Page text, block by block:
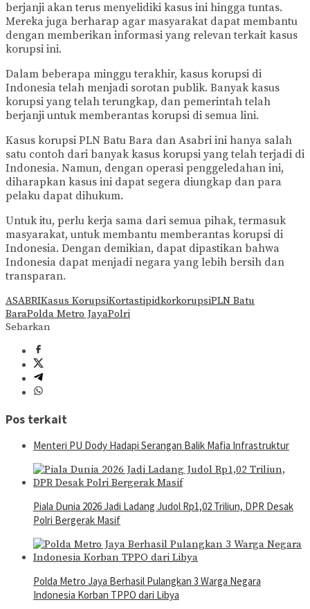
berjanji akan terus menyelidiki kasus ini hingga tuntas.
Mereka juga berharap agar masyarakat dapat membantu
dengan memberikan informasi yang relevan terkait kasus
korupsi ini.
Dalam beberapa minggu terakhir, kasus korupsi di
Indonesia telah menjadi sorotan publik. Banyak kasus
korupsi yang telah terungkap, dan pemerintah telah
berjanji untuk memberantas korupsi di semua lini.
Kasus korupsi PLN Batu Bara dan Asabri ini hanya salah
satu contoh dari banyak kasus korupsi yang telah terjadi di
Indonesia. Namun, dengan operasi penggeledahan ini,
diharapkan kasus ini dapat segera diungkap dan para
pelaku dapat dihukum.
Untuk itu, perlu kerja sama dari semua pihak, termasuk
masyarakat, untuk membantu memberantas korupsi di
Indonesia. Dengan demikian, dapat dipastikan bahwa
Indonesia dapat menjadi negara yang lebih bersih dan
transparan.
ASABRIKasus KorupsiKortastipidkorkorupsiPLN Batu
BaraPolda Metro JayaPolri
Sebarkan
Pos terkait
Menteri PU Dody Hadapi Serangan Balik Mafia Infrastruktur
Piala Dunia 2026 Jadi Ladang Judol Rp1,02 Triliun, DPR Desak
Polri Bergerak Masif
Polda Metro Jaya Berhasil Pulangkan 3 Warga Negara
Indonesia Korban TPPO dari Libya